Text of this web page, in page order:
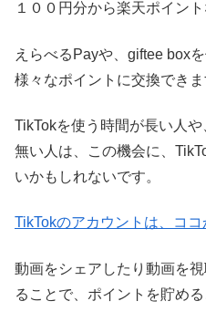
１００円分から楽天ポイン
えらべるPayや、giftee box
様々なポイントに交換できま
TikTokを使う時間が長い人
無い人は、この機会に、
いかもしれないです。
TikTokのアカウントは、コ
動画をシェアしたり動画を
ることで、ポイントを貯める